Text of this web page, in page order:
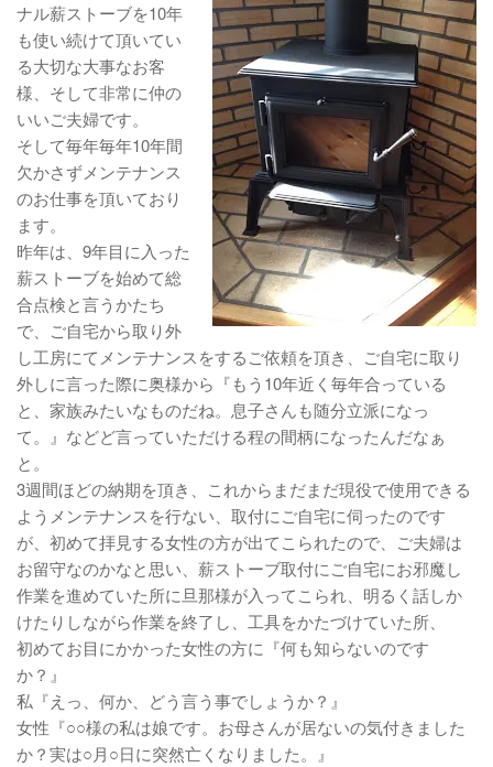
ナル薪ストーブを10年
も使い続けて頂いてい
る大切な大事なお客
様、そして非常に仲の
いいご夫婦です。
そして毎年毎年10年間
欠かさずメンテナンス
のお仕事を頂いており
ます。
昨年は、9年目に入った
薪ストーブを始めて総
合点検と言うかたち
で、ご自宅から取り外
し工房にてメンテナンスをするご依頼を頂き、ご自宅に取り
外しに言った際に奥様から『もう10年近く毎年合っている
と、家族みたいなものだね。息子さんも随分立派になっ
て。』などど言っていただける程の間柄になったんだなぁ
と。
3週間ほどの納期を頂き、これからまだまだ現役で使用できる
ようメンテナンスを行ない、取付にご自宅に伺ったのです
が、初めて拝見する女性の方が出てこられたので、ご夫婦は
お留守なのかなと思い、薪ストーブ取付にご自宅にお邪魔し
作業を進めていた所に旦那様が入ってこられ、明るく話しか
けたりしながら作業を終了し、工具をかたづけていた所、
初めてお目にかかった女性の方に『何も知らないのです
か？』
私『えっ、何か、どう言う事でしょうか？』
女性『○○様の私は娘です。お母さんが居ないの気付きました
か？実は○月○日に突然亡くなりました。』